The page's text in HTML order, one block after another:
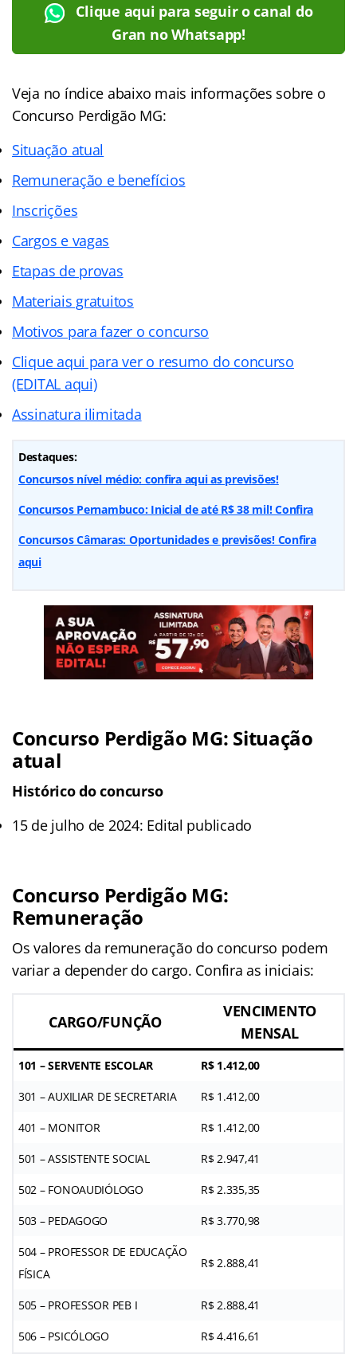
Clique aqui para seguir o canal do
Gran no Whatsapp!
Veja no índice abaixo mais informações sobre o
Concurso Perdigão MG:
Situação atual
Remuneração e benefícios
Inscrições
Cargos e vagas
Etapas de provas
Materiais gratuitos
Motivos para fazer o concurso
Clique aqui para ver o resumo do concurso
(EDITAL aqui)
Assinatura ilimitada
Destaques:
Concursos nível médio: confira aqui as previsões!
Concursos Pernambuco: Inicial de até R$ 38 mil! Confira
Concursos Câmaras: Oportunidades e previsões! Confira
aqui
Concurso Perdigão MG: Situação
atual
Histórico do concurso
15 de julho de 2024: Edital publicado
Concurso Perdigão MG:
Remuneração
Os valores da remuneração do concurso podem
variar a depender do cargo. Confira as iniciais:
CARGO/FUNÇÃO
VENCIMENTO
MENSAL
101 – SERVENTE ESCOLAR R$ 1.412,00
301 – AUXILIAR DE SECRETARIA R$ 1.412,00
401 – MONITOR R$ 1.412,00
501 – ASSISTENTE SOCIAL R$ 2.947,41
502 – FONOAUDIÓLOGO R$ 2.335,35
503 – PEDAGOGO R$ 3.770,98
504 – PROFESSOR DE EDUCAÇÃO
FÍSICA
R$ 2.888,41
505 – PROFESSOR PEB I R$ 2.888,41
506 – PSICÓLOGO R$ 4.416,61